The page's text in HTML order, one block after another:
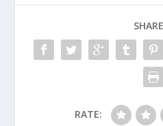
RATE: